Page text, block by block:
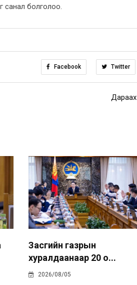
санал болголоо.
Facebook Twitter
Дараах
Засгийн газрын
хуралдаанаар 20 о...
2026/08/05